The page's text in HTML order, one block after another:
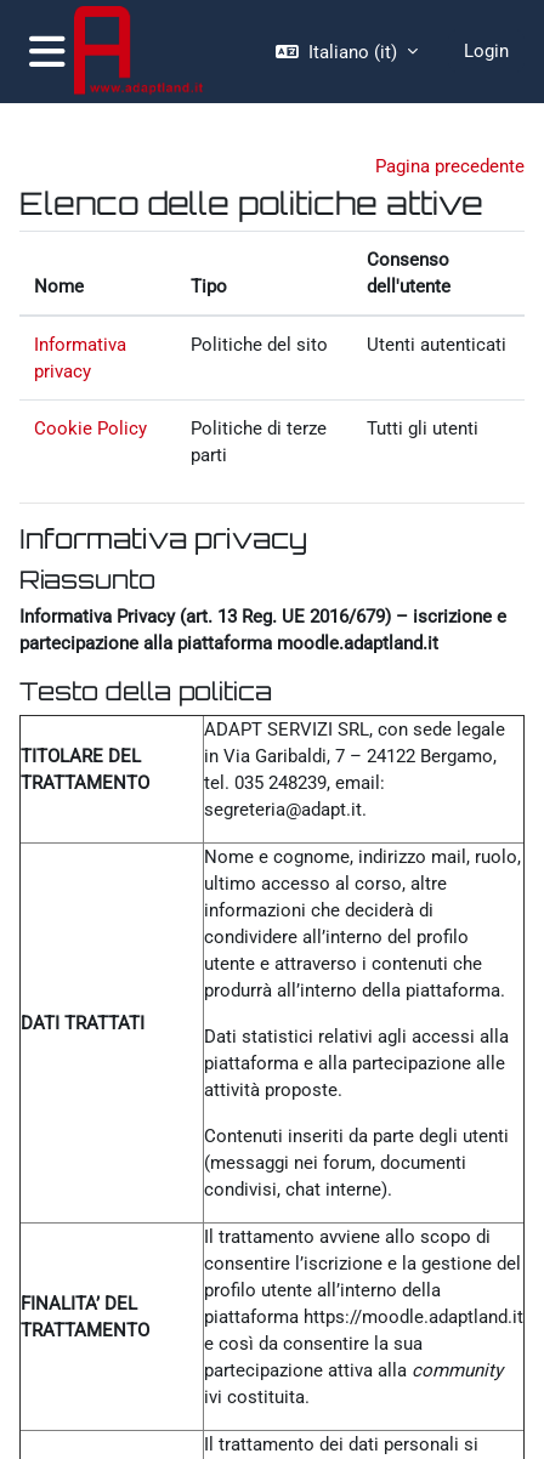
Vai al contenuto principale
Pannello laterale
Italiano ‎(it)‎ Login
Pagina precedente
Elenco delle politiche attive
Nome Tipo
Consenso
dell'utente
Informativa
privacy
Politiche del sito Utenti autenticati
Cookie Policy
Politiche di terze
parti
Tutti gli utenti
Informativa privacy
Riassunto
Informativa Privacy (art. 13 Reg. UE 2016/679) – iscrizione e
partecipazione alla piattaforma moodle.adaptland.it
Testo della politica
TITOLARE DEL
TRATTAMENTO
ADAPT SERVIZI SRL, con sede legale
in Via Garibaldi, 7 – 24122 Bergamo,
tel. 035 248239, email:
segreteria@adapt.it.
DATI TRATTATI
Nome e cognome, indirizzo mail, ruolo,
ultimo accesso al corso, altre
informazioni che deciderà di
condividere all’interno del profilo
utente e attraverso i contenuti che
produrrà all’interno della piattaforma.
Dati statistici relativi agli accessi alla
piattaforma e alla partecipazione alle
attività proposte.
Contenuti inseriti da parte degli utenti
(messaggi nei forum, documenti
condivisi, chat interne).
FINALITA’ DEL
TRATTAMENTO
Il trattamento avviene allo scopo di
consentire l’iscrizione e la gestione del
profilo utente all’interno della
piattaforma https://moodle.adaptland.it
e così da consentire la sua
partecipazione attiva alla community
ivi costituita.
Il trattamento dei dati personali si